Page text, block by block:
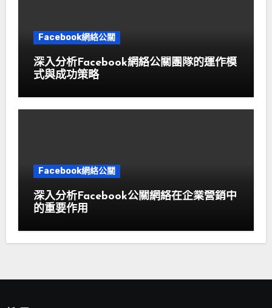
Facebook網絡公關
深入分析Facebook網絡公關團隊的運作模
式與成功策略
Facebook網絡公關
深入分析Facebook公關網絡在企業營銷中
的重要作用